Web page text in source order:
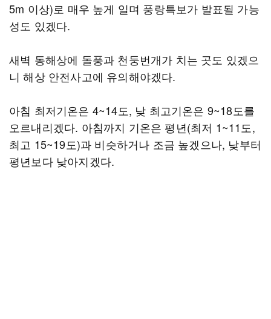
5m 이상)로 매우 높게 일며 풍랑특보가 발표될 가능
성도 있겠다.
새벽 동해상에 돌풍과 천둥번개가 치는 곳도 있겠으
니 해상 안전사고에 유의해야겠다.
아침 최저기온은 4~14도, 낮 최고기온은 9~18도를
오르내리겠다. 아침까지 기온은 평년(최저 1~11도,
최고 15~19도)과 비슷하거나 조금 높겠으나, 낮부터
평년보다 낮아지겠다.